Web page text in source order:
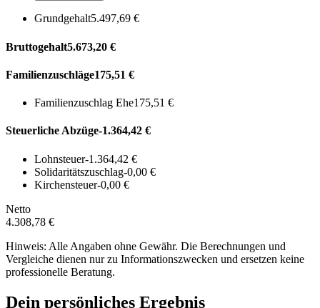
Grundgehalt5.497,69 €
Bruttogehalt5.673,20 €
Familienzuschläge175,51 €
Familienzuschlag Ehe175,51 €
Steuerliche Abzüge-1.364,42 €
Lohnsteuer-1.364,42 €
Solidaritätszuschlag-0,00 €
Kirchensteuer-0,00 €
Netto
4.308,78 €
Hinweis: Alle Angaben ohne Gewähr. Die Berechnungen und
Vergleiche dienen nur zu Informationszwecken und ersetzen keine
professionelle Beratung.
Dein persönliches Ergebnis